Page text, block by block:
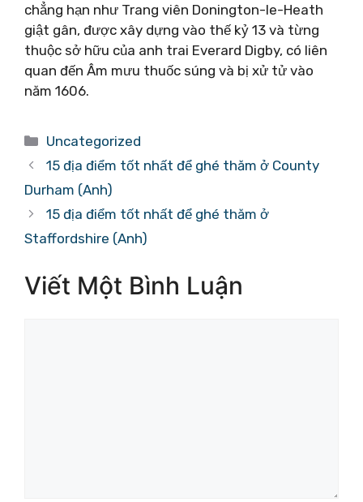
chẳng hạn như Trang viên Donington-le-Heath
giật gân, được xây dựng vào thế kỷ 13 và từng
thuộc sở hữu của anh trai Everard Digby, có liên
quan đến Âm mưu thuốc súng và bị xử tử vào
năm 1606.
Danh
mục
Uncategorized
15 địa điểm tốt nhất để ghé thăm ở County
Durham (Anh)
15 địa điểm tốt nhất để ghé thăm ở
Staffordshire (Anh)
Viết Một Bình Luận